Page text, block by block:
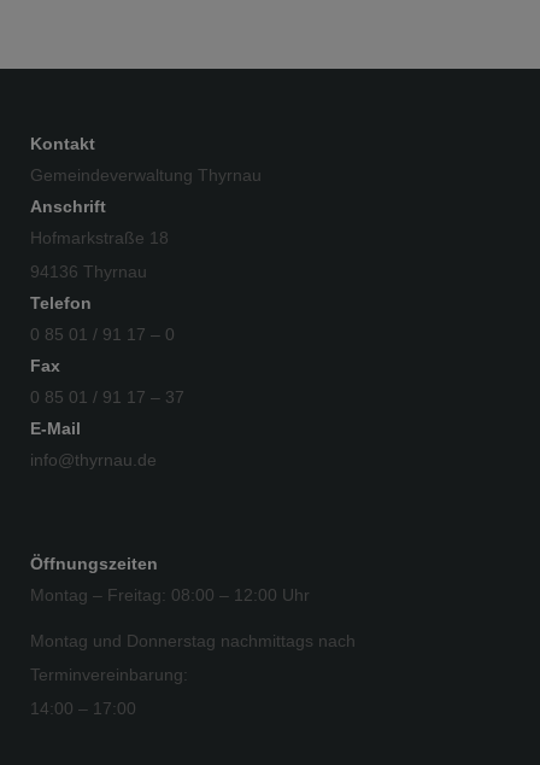
Kontakt
Gemeindeverwaltung Thyrnau
Anschrift
Hofmarkstraße 18
94136 Thyrnau
Telefon
0 85 01 / 91 17 – 0
Fax
0 85 01 / 91 17 – 37
E-Mail
info@thyrnau.de
Öffnungszeiten
Montag – Freitag: 08:00 – 12:00 Uhr
Montag und Donnerstag nachmittags nach
Terminvereinbarung:
14:00 – 17:00